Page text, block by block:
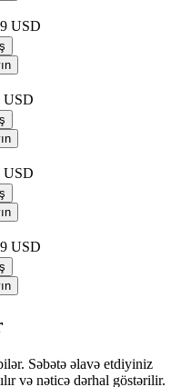
USD
USD
USD
USD
Səbətə əlavə etdiyiniz
və nəticə dərhal göstərilir.